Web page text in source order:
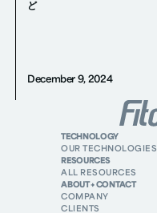
ど
December 9, 2024
TECHNOLOGY
OUR TECHNOLOGIES
RESOURCES
ALL RESOURCES
ABOUT + CONTACT
COMPANY
CLIENTS